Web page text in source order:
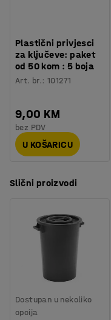
Plastični privjesci
za ključeve: paket
od 50 kom : 5 boja
Art. br.:101271
9,00 KM
bez PDV
U KOŠARICU
Slični proizvodi
Dostupan u nekoliko
opcija